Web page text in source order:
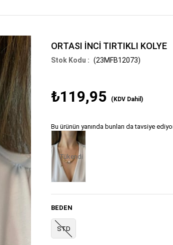
ORTASI İNCİ TIRTIKLI KOLYE
(23MFB12073)
₺119,95 (KDV Dahil)
Bu ürünün yanında bunları da tavsiye
Tükendi
BEDEN
STD